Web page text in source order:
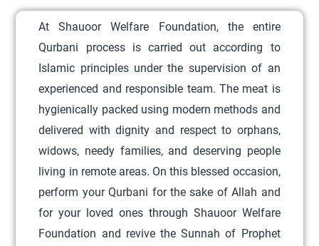
o
d
u
c
t
h
a
s
m
u
l
t
At Shauoor Welfare Foundation, the entire
Qurbani process is carried out according to
Islamic principles under the supervision of an
experienced and responsible team. The meat is
hygienically packed using modern methods and
delivered with dignity and respect to orphans,
widows, needy families, and deserving people
living in remote areas. On this blessed occasion,
perform your Qurbani for the sake of Allah and
for your loved ones through Shauoor Welfare
Foundation and revive the Sunnah of Prophet